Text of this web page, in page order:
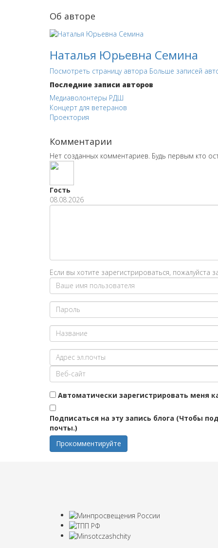
Об авторе
Наталья Юрьевна Семина
Посмотреть страницу автора Больше записей
Последние записи авторов
Медиаволонтеры РДШ
Концерт для ветеранов
Проектория
Комментарии
Нет созданных комментариев. Будь первым кто
Гость
08.08.2026
Если вы хотите зарегистрироваться,
Автоматически зарегистрировать меня
Подписаться на эту запись блога (Чтобы
почты.)
Прокомментируйте